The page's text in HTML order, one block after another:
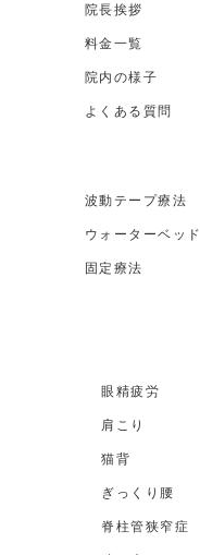
院長挨拶
料金一覧
院内の様子
よくある質問
波動テープ療法
ウォーターベッド
固定療法
眼精疲労
肩こり
猫背
ぎっくり腰
脊柱管狭窄症